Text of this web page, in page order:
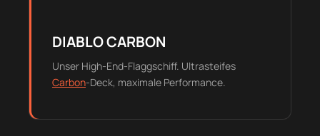
DIABLO CARBON
Unser High-End-Flaggschiff. Ultrasteifes
Carbon-Deck, maximale Performance.